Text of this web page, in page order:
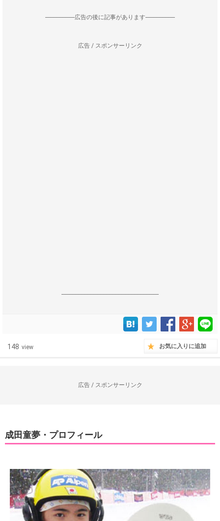
--------------------広告の後に記事があります--------------------
広告 / スポンサーリンク
------------------------------------------------------------------
148 view お気に入りに追加
広告 / スポンサーリンク
成田童夢・プロフィール